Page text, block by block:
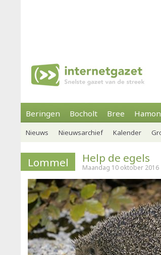
Beringen Bocholt Bree
Nieuws Nieuwsarchief Kalender
Lommel Help de egels
Maandag 10 oktober 2016